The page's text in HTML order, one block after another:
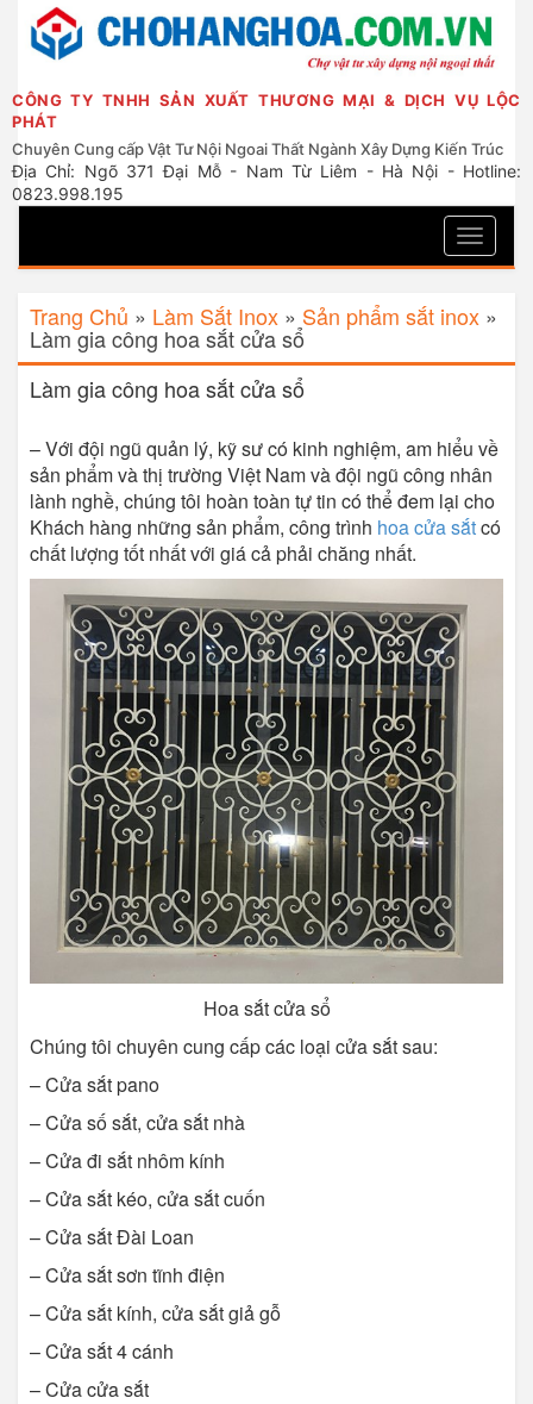
CÔNG TY TNHH SẢN XUẤT THƯƠNG MẠI & DỊCH VỤ LỘC
PHÁT
Chuyên Cung cấp Vật Tư Nội Ngoai Thất Ngành Xây Dựng Kiến Trúc
Địa Chỉ: Ngõ 371 Đại Mỗ - Nam Từ Liêm - Hà Nội - Hotline:
0823.998.195
Toggle
Trang Chủ » Làm Sắt Inox » Sản phẩm sắt inox »
Làm gia công hoa sắt cửa sổ
Làm gia công hoa sắt cửa sổ
– Với đội ngũ quản lý, kỹ sư có kinh nghiệm, am hiểu về
sản phẩm và thị trường Việt Nam và đội ngũ công nhân
lành nghề, chúng tôi hoàn toàn tự tin có thể đem lại cho
Khách hàng những sản phẩm, công trình hoa cửa sắtcó
chất lượng tốt nhất với giá cả phải chăng nhất.
Hoa sắt cửa sổ
Chúng tôi chuyên cung cấp các loại cửa sắt sau:
– Cửa sắt pano
– Cửa số sắt, cửa sắt nhà
– Cửa đi sắt nhôm kính
– Cửa sắt kéo, cửa sắt cuốn
– Cửa sắt Đài Loan
– Cửa sắt sơn tĩnh điện
– Cửa sắt kính, cửa sắt giả gỗ
– Cửa sắt 4 cánh
– Cửa cửa sắt